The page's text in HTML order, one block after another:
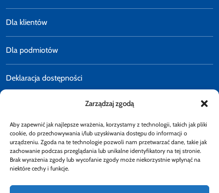
Zarządzaj zgodą
Aby zapewnić jak najlepsze wrażenia, korzystamy z technologii, takich jak pliki
cookie, do przechowywania i/lub uzyskiwania dostępu do informacji o
urządzeniu. Zgoda na te technologie pozwoli nam przetwarzać dane, takie jak
zachowanie podczas przeglądania lub unikalne identyfikatory na tej stronie.
Brak wyrażenia zgody lub wycofanie zgody może niekorzystnie wpłynąć na
niektóre cechy i funkcje.
Dla klientów
Dla podmiotów
Deklaracja dostępności
E-faktury
Dostępność